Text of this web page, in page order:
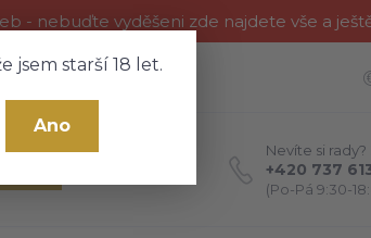
- nebuďte vyděšeni zde najdete vše a
jsem starší 18 let.
Ano
Kontakty
Nevíte si rady?
+420 737
(Po-Pá 9:30-